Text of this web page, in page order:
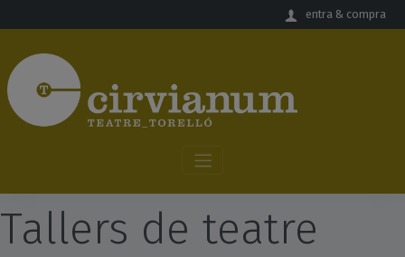
entra & compra
Tallers de teatre